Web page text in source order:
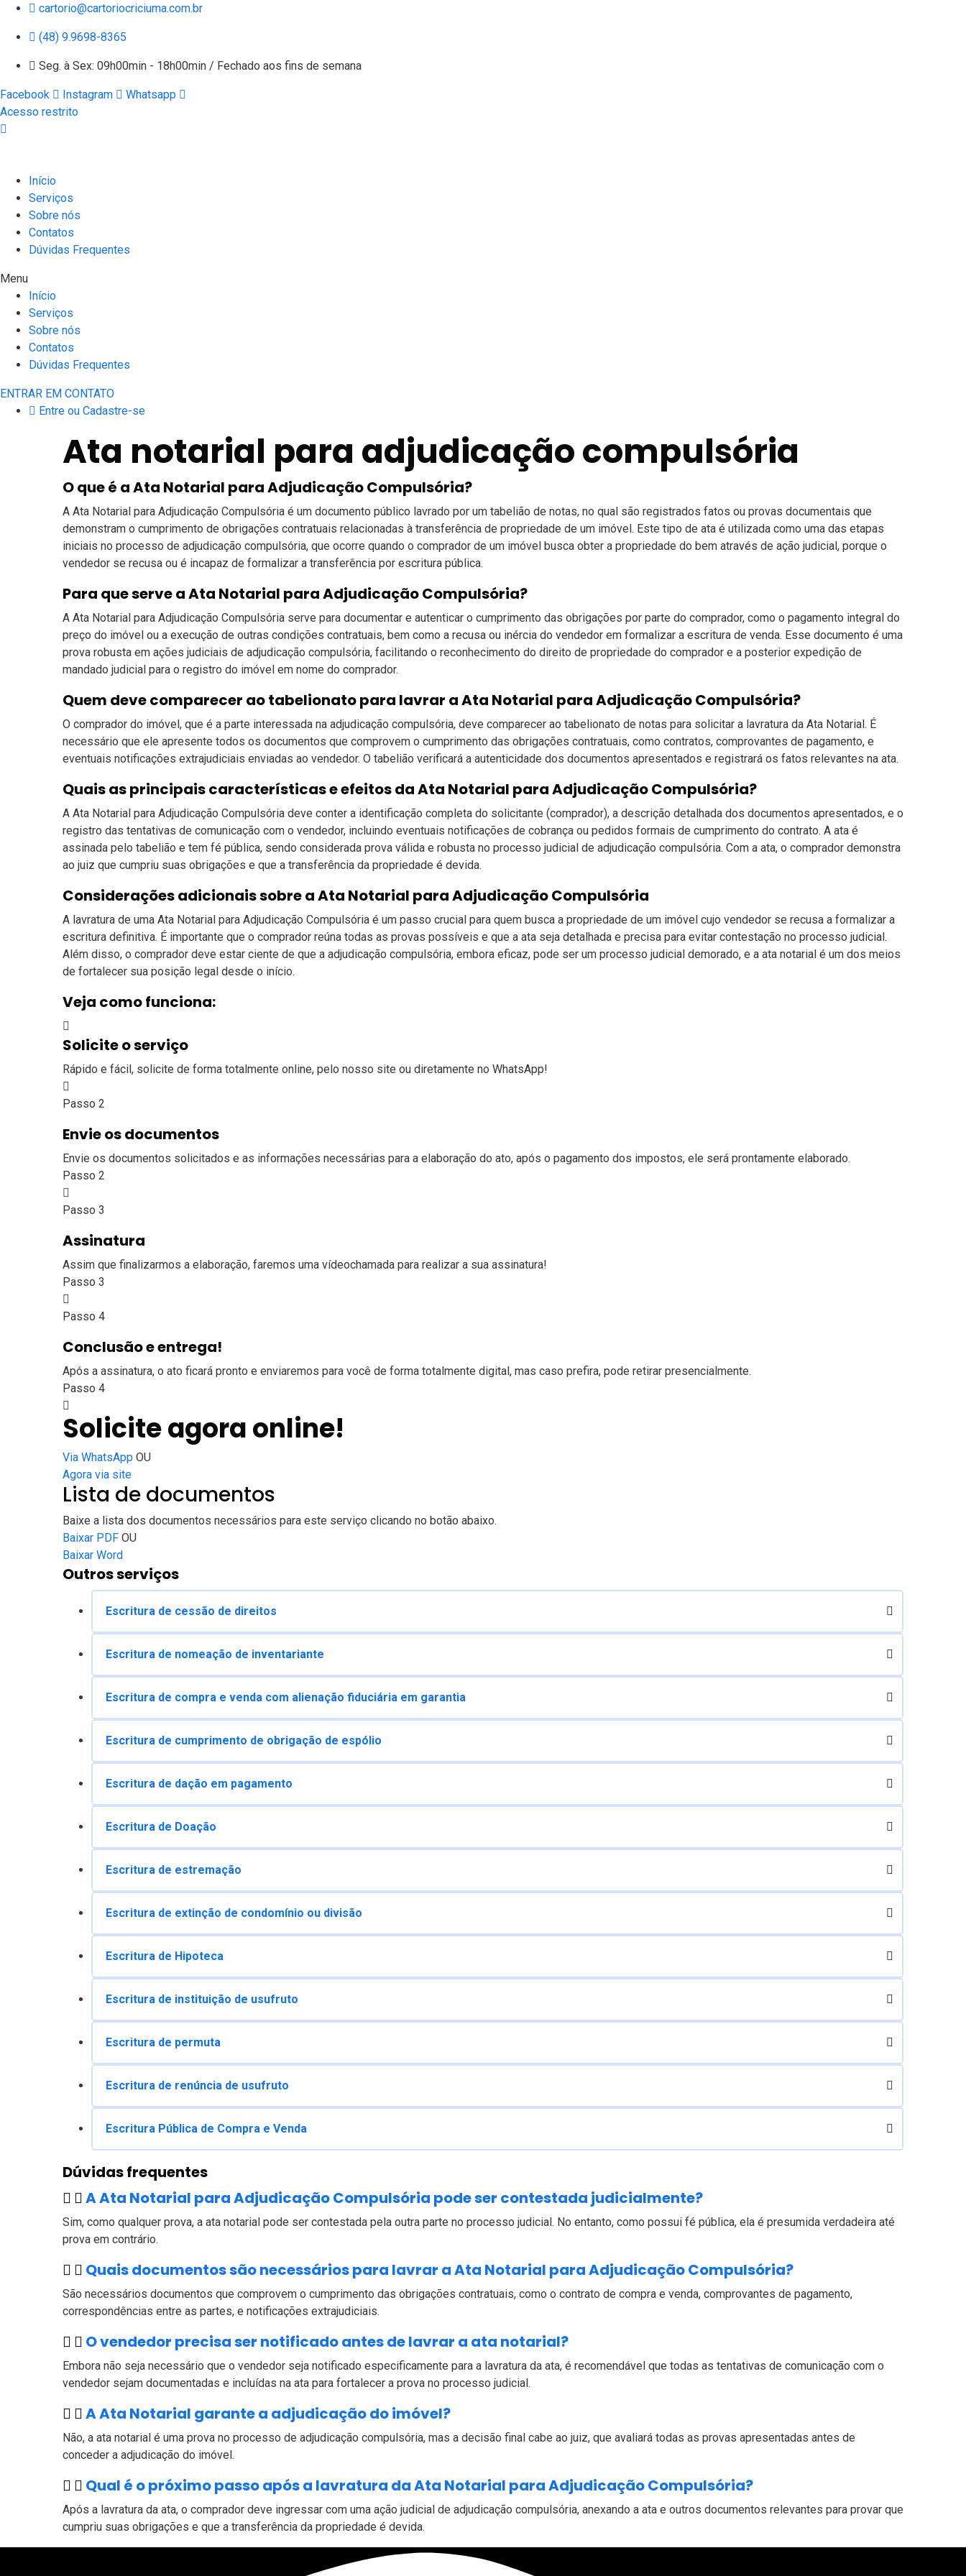
cartorio@cartoriocriciuma.com.br
(48) 9.9698-8365
Seg. à Sex: 09h00min - 18h00min / Fechado aos fins de semana
Facebook Instagram
Whatsapp
Acesso restrito
Início
Serviços
Sobre nós
Contatos
Dúvidas Frequentes
Menu
Início
Serviços
Sobre nós
Contatos
Dúvidas Frequentes
ENTRAR EM CONTATO
Entre ou Cadastre-se
Ata notarial para adjudicação compulsória
O que é a Ata Notarial para Adjudicação Compulsória?
A Ata Notarial para Adjudicação Compulsória é um documento público lavrado por um tabelião de notas, no qual são registrados fatos ou provas documentais que
demonstram o cumprimento de obrigações contratuais relacionadas à transferência de propriedade de um imóvel. Este tipo de ata é utilizada como uma das etapas
iniciais no processo de adjudicação compulsória, que ocorre quando o comprador de um imóvel busca obter a propriedade do bem através de ação judicial, porque o
vendedor se recusa ou é incapaz de formalizar a transferência por escritura pública.
Para que serve a Ata Notarial para Adjudicação Compulsória?
A Ata Notarial para Adjudicação Compulsória serve para documentar e autenticar o cumprimento das obrigações por parte do comprador, como o pagamento integral do
preço do imóvel ou a execução de outras condições contratuais, bem como a recusa ou inércia do vendedor em formalizar a escritura de venda. Esse documento é uma
prova robusta em ações judiciais de adjudicação compulsória, facilitando o reconhecimento do direito de propriedade do comprador e a posterior expedição de
mandado judicial para o registro do imóvel em nome do comprador.
Quem deve comparecer ao tabelionato para lavrar a Ata Notarial para Adjudicação Compulsória?
O comprador do imóvel, que é a parte interessada na adjudicação compulsória, deve comparecer ao tabelionato de notas para solicitar a lavratura da Ata Notarial. É
necessário que ele apresente todos os documentos que comprovem o cumprimento das obrigações contratuais, como contratos, comprovantes de pagamento, e
eventuais notificações extrajudiciais enviadas ao vendedor. O tabelião verificará a autenticidade dos documentos apresentados e registrará os fatos relevantes na ata.
Quais as principais características e efeitos da Ata Notarial para Adjudicação Compulsória?
A Ata Notarial para Adjudicação Compulsória deve conter a identificação completa do solicitante (comprador), a descrição detalhada dos documentos apresentados, e o
registro das tentativas de comunicação com o vendedor, incluindo eventuais notificações de cobrança ou pedidos formais de cumprimento do contrato. A ata é
assinada pelo tabelião e tem fé pública, sendo considerada prova válida e robusta no processo judicial de adjudicação compulsória. Com a ata, o comprador demonstra
ao juiz que cumpriu suas obrigações e que a transferência da propriedade é devida.
Considerações adicionais sobre a Ata Notarial para Adjudicação Compulsória
A lavratura de uma Ata Notarial para Adjudicação Compulsória é um passo crucial para quem busca a propriedade de um imóvel cujo vendedor se recusa a formalizar a
escritura definitiva. É importante que o comprador reúna todas as provas possíveis e que a ata seja detalhada e precisa para evitar contestação no processo judicial.
Além disso, o comprador deve estar ciente de que a adjudicação compulsória, embora eficaz, pode ser um processo judicial demorado, e a ata notarial é um dos meios
de fortalecer sua posição legal desde o início.
Veja como funciona:
Solicite o serviço
Rápido e fácil, solicite de forma totalmente online, pelo nosso site ou diretamente no WhatsApp!
Passo 2
Envie os documentos
Envie os documentos solicitados e as informações necessárias para a elaboração do ato, após o pagamento dos impostos, ele será prontamente elaborado.
Passo 2
Passo 3
Assinatura
Assim que finalizarmos a elaboração, faremos uma vídeochamada para realizar a sua assinatura!
Passo 3
Passo 4
Conclusão e entrega!
Após a assinatura, o ato ficará pronto e enviaremos para você de forma totalmente digital, mas caso prefira, pode retirar presencialmente.
Passo 4
Solicite agora online!
Via WhatsApp OU
Agora via site
Lista de documentos
Baixe a lista dos documentos necessários para este serviço clicando no botão abaixo.
Baixar PDF OU
Baixar Word
Outros serviços
Escritura de cessão de direitos
Escritura de nomeação de inventariante
Escritura de compra e venda com alienação fiduciária em garantia
Escritura de cumprimento de obrigação de espólio
Escritura de dação em pagamento
Escritura de Doação
Escritura de estremação
Escritura de extinção de condomínio ou divisão
Escritura de Hipoteca
Escritura de instituição de usufruto
Escritura de permuta
Escritura de renúncia de usufruto
Escritura Pública de Compra e Venda
Dúvidas frequentes
A Ata Notarial para Adjudicação Compulsória pode ser contestada judicialmente?
Sim, como qualquer prova, a ata notarial pode ser contestada pela outra parte no processo judicial. No entanto, como possui fé pública, ela é presumida verdadeira até
prova em contrário.
Quais documentos são necessários para lavrar a Ata Notarial para Adjudicação Compulsória?
São necessários documentos que comprovem o cumprimento das obrigações contratuais, como o contrato de compra e venda, comprovantes de pagamento,
correspondências entre as partes, e notificações extrajudiciais.
O vendedor precisa ser notificado antes de lavrar a ata notarial?
Embora não seja necessário que o vendedor seja notificado especificamente para a lavratura da ata, é recomendável que todas as tentativas de comunicação com o
vendedor sejam documentadas e incluídas na ata para fortalecer a prova no processo judicial.
A Ata Notarial garante a adjudicação do imóvel?
Não, a ata notarial é uma prova no processo de adjudicação compulsória, mas a decisão final cabe ao juiz, que avaliará todas as provas apresentadas antes de
conceder a adjudicação do imóvel.
Qual é o próximo passo após a lavratura da Ata Notarial para Adjudicação Compulsória?
Após a lavratura da ata, o comprador deve ingressar com uma ação judicial de adjudicação compulsória, anexando a ata e outros documentos relevantes para provar que
cumpriu suas obrigações e que a transferência da propriedade é devida.